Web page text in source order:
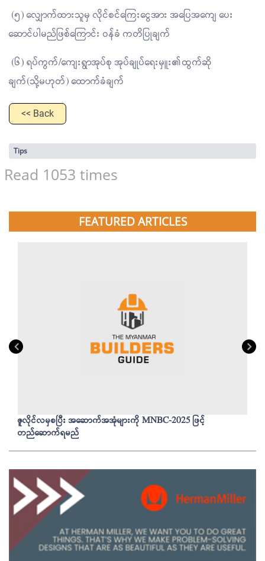
(၅) လျှောက်ထားသူမှ လိုင်စင်ကြေးငွေအား အပြေအကျေ ပေး
ဆောင်ပါမည်ဖြစ်ကြောင်း ဝန်ခံ ကတိပြုချက်
(၆) ရပ်ကွက်/ကျေးရွာအုပ်စု အုပ်ချုပ်ရေးမှူး၏ထွက်ဆို
ချက်(သို့မဟုတ်) ထောက်ခံချက်
<< Back
Tips
Read 1053 times
FEATURED ARTICLES
ဇူလိုင်လမှစပြီး အဆောက်အအုံများကို MNBC-2025 ဖြင့်
တည်ဆောက်ရမည်